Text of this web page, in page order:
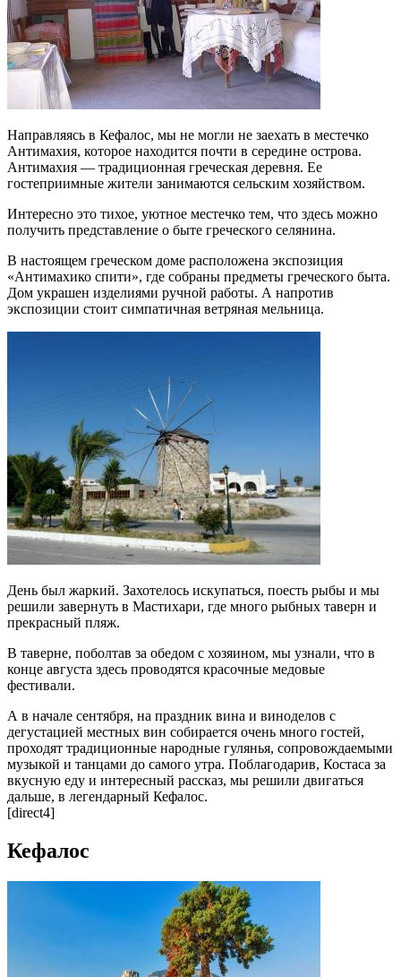
Направляясь в Кефалос, мы не могли не заехать в местечко
Антимахия, которое находится почти в середине острова.
Антимахия — традиционная греческая деревня. Ее
гостеприимные жители занимаются сельским хозяйством.
Интересно это тихое, уютное местечко тем, что здесь можно
получить представление о быте греческого селянина.
В настоящем греческом доме расположена экспозиция
«Антимахико спити», где собраны предметы греческого быта.
Дом украшен изделиями ручной работы. А напротив
экспозиции стоит симпатичная ветряная мельница.
День был жаркий. Захотелось искупаться, поесть рыбы и мы
решили завернуть в Мастихари, где много рыбных таверн и
прекрасный пляж.
В таверне, поболтав за обедом с хозяином, мы узнали, что в
конце августа здесь проводятся красочные медовые
фестивали.
А в начале сентября, на праздник вина и виноделов с
дегустацией местных вин собирается очень много гостей,
проходят традиционные народные гулянья, сопровождаемыми
музыкой и танцами до самого утра. Поблагодарив, Костаса за
вкусную еду и интересный рассказ, мы решили двигаться
дальше, в легендарный Кефалос.
[direct4]
Кефалос